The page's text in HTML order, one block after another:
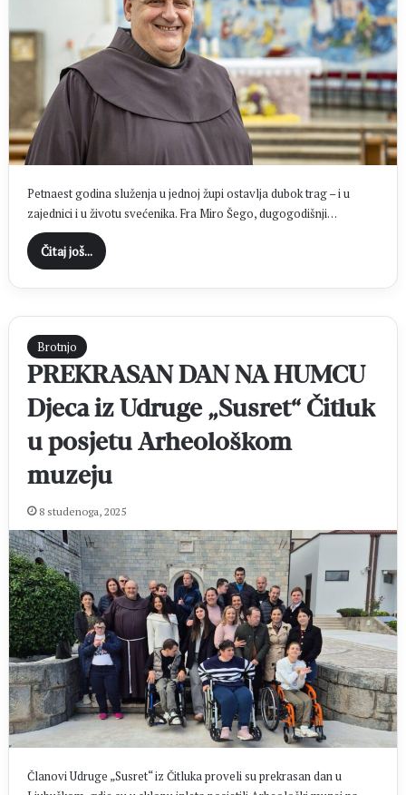
Petnaest godina služenja u jednoj župi ostavlja dubok trag – i u
zajednici i u životu svećenika. Fra Miro Šego, dugogodišnji…
Čitaj još...
Brotnjo
PREKRASAN DAN NA HUMCU
Djeca iz Udruge „Susret“ Čitluk
u posjetu Arheološkom
muzeju
8 studenoga, 2025
Članovi Udruge „Susret“ iz Čitluka proveli su prekrasan dan u